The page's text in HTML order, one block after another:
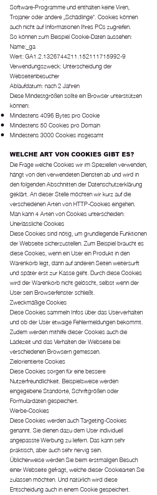
Software-Programme und enthalten keine Viren,
Trojaner oder andere „Schädlinge“. Cookies können
auch nicht auf Informationen Ihres PCs zugreifen.
So können zum Beispiel Cookie-Daten aussehen:
Name:_ga
Wert: GA1.2.1326744211.152111715992-9
Verwendungszweck: Unterscheidung der
Webseitenbesucher
Ablaufdatum: nach 2 Jahren
Diese Mindestgrößen sollte ein Browser unterstützen
können:
Mindestens 4096 Bytes pro Cookie
Mindestens 50 Cookies pro Domain
Mindestens 3000 Cookies insgesamt
WELCHE ART VON COOKIES GIBT ES?
Die Frage welche Cookies wir im Speziellen verwenden,
hängt von den verwendeten Diensten ab und wird in
den folgenden Abschnitten der Datenschutzerklärung
geklärt. An dieser Stelle möchten wir kurz auf die
verschiedenen Arten von HTTP-Cookies eingehen.
Man kann 4 Arten von Cookies unterscheiden:
Unerlässliche Cookies
Diese Cookies sind nötig, um grundlegende Funktionen
der Webseite sicherzustellen. Zum Beispiel braucht es
diese Cookies, wenn ein User ein Produkt in den
Warenkorb legt, dann auf anderen Seiten weitersurft
und später erst zur Kasse geht. Durch diese Cookies
wird der Warenkorb nicht gelöscht, selbst wenn der
User sein Browserfenster schließt.
Zweckmäßige Cookies
Diese Cookies sammeln Infos über das Userverhalten
und ob der User etwaige Fehlermeldungen bekommt.
Zudem werden mithilfe dieser Cookies auch die
Ladezeit und das Verhalten der Webseite bei
verschiedenen Browsern gemessen.
Zielorientierte Cookies
Diese Cookies sorgen für eine bessere
Nutzerfreundlichkeit. Beispielsweise werden
eingegebene Standorte, Schriftgrößen oder
Formulardaten gespeichert.
Werbe-Cookies
Diese Cookies werden auch Targeting-Cookies
genannt. Sie dienen dazu dem User individuell
angepasste Werbung zu liefern. Das kann sehr
praktisch, aber auch sehr nervig sein.
Üblicherweise werden Sie beim erstmaligen Besuch
einer Webseite gefragt, welche dieser Cookiearten Sie
zulassen möchten. Und natürlich wird diese
Entscheidung auch in einem Cookie gespeichert.